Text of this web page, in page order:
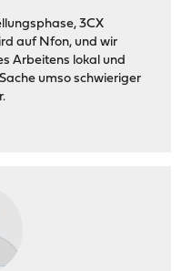
3CX
auf Nfon, und wir
Arbeitens lokal und
umso schwieriger